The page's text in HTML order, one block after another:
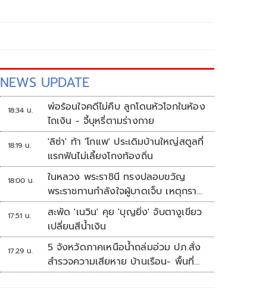
NEWS UPDATE
18:34 น.
พ่อร้อนใจคดีไม่คืบ ลูกโดนหัวโจกในห้อง
ไถเงิน - จี้บุหรี่ตามร่างกาย
18:19 น.
'ลิซ่า' ท้า 'โกแพ' ประเดิมบ้านใหญ่สตูลที่
แรกฟันไม่เลี้ยงโกงท้องถิ่น
18:00 น.
ในหลวง พระราชินี ทรงปลอบขวัญ
พระราชทานกำลังใจผู้บาดเจ็บ เหตุกราด
ยิง รร.เทพศิรินทร์นนทบุรี
17:51 น.
สะพัด 'เนวิน' คุย 'บุญยิ่ง' จับตางูเขียว
เปลี่ยนสีน้ำเงิน
17:29 น.
5 จังหวัดภาคเหนือน้ำถล่มอ่วม ปภ.สั่ง
สำรวจความเสียหาย บ้านเรือน- พื้นที่
เกษตร